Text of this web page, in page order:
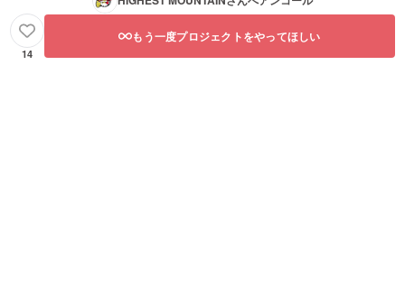
14
もう一度プロジェクトをやってほしい